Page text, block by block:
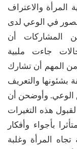
المرأة والاعتراف
قصور في الوعي لدى
المشاركات أن
جاءت ملبية
المهم أن تشارك
بشئونها والتعريف
وأوضحن أن
لقبول هذه التغيرات
بأجواء وأفكار
تجاه المرأة وغلبة